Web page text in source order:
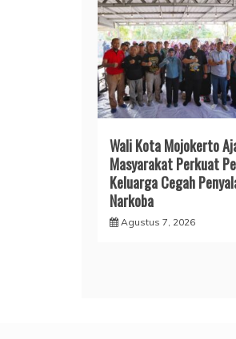
Wali Kota Mojokerto
Masyarakat Perkuat
Keluarga Cegah
Narkoba
Agustus 7, 2026